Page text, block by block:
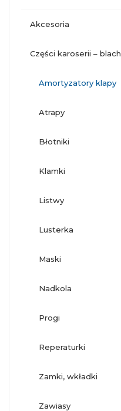
akcesoria
części karoserii –
amortyzatory klapy
atrapy
błotniki
klamki
listwy
lusterka
maski
nadkola
progi
reperaturki
zamki, wkładki
zawiasy